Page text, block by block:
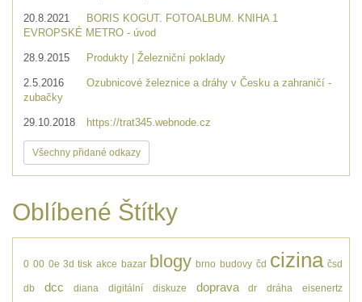
20.8.2021
BORIS KOGUT. FOTOALBUM. KNIHA 1
EVROPSKÉ METRO - úvod
28.9.2015 Produkty | Železniční poklady
2.5.2016
Ozubnicové železnice a dráhy v Česku a zahraničí -
zubačky
29.10.2018 https://trat345.webnode.cz
Všechny přidané odkazy
Oblíbené Štítky
0 00 0e 3d tisk akce bazar blogy brno budovy čd cizina čsd
db dcc diana digitální diskuze doprava dr dráha eisenertz